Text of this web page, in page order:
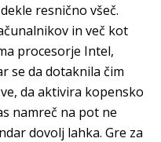
resnično všeč.
in več kot
procesorje Intel,
se da dotaknila čim
da aktivira kopensko
namreč na pot ne
dovolj lahka. Gre za